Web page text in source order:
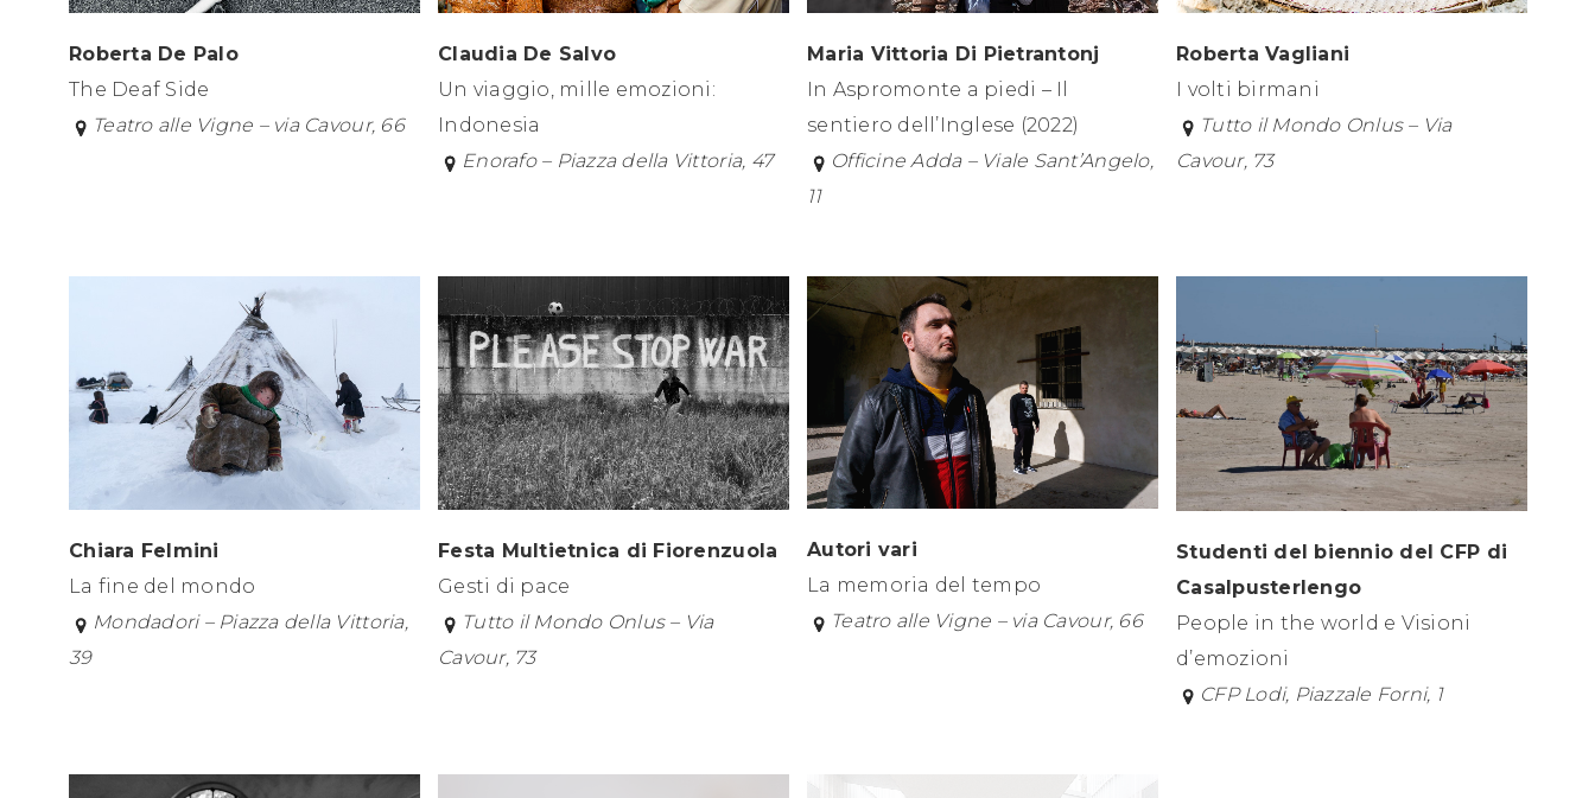
Roberta De Palo
The Deaf Side
Teatro alle Vigne – via Cavour, 66
Claudia De Salvo
Un viaggio, mille emozioni:
Indonesia
Enorafo – Piazza della Vittoria, 47
Maria Vittoria Di Pietrantonj
In Aspromonte a piedi – Il
sentiero dell’Inglese (2022)
Officine Adda – Viale Sant’Angelo,
11
Roberta Vagliani
I volti birmani
Tutto il Mondo Onlus – Via
Cavour, 73
Chiara Felmini
La fine del mondo
Mondadori – Piazza della Vittoria,
39
Festa Multietnica di Fiorenzuola
Gesti di pace
Tutto il Mondo Onlus – Via
Cavour, 73
Autori vari
La memoria del tempo
Teatro alle Vigne – via Cavour, 66
Studenti del biennio del CFP di
Casalpusterlengo
People in the world e Visioni
d’emozioni
CFP Lodi, Piazzale Forni, 1